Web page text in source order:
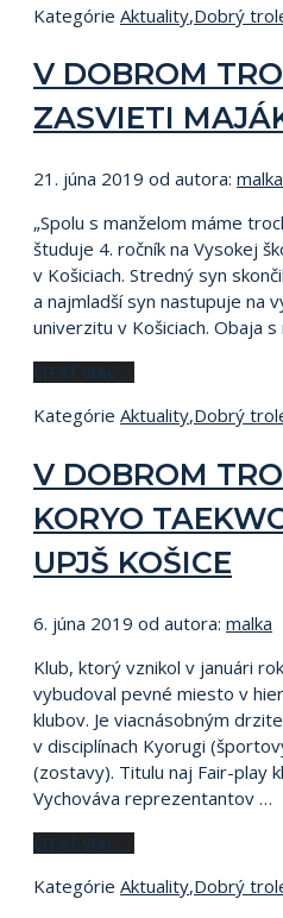
Kategórie Aktuality,Dobrý
V DOBROM
ZASVIETI
21. júna 2019 od autora: malka
„Spolu s manželom máme
študuje 4. ročník na Vysokej
v Košiciach. Stredný syn
a najmladší syn nastupuje na
univerzitu v Košiciach. Obaja
ČITAŤ VIAC …
Kategórie Aktuality,Dobrý
V DOBROM
KORYO
UPJŠ KOŠICE
6. júna 2019 od autora: malka
Klub, ktorý vznikol v januári
vybudoval pevné miesto v
klubov. Je viacnásobným
v disciplínach Kyorugi
(zostavy). Titulu naj Fair-play
Vychováva reprezentantov …
ČITAŤ VIAC …
Kategórie Aktuality,Dobrý